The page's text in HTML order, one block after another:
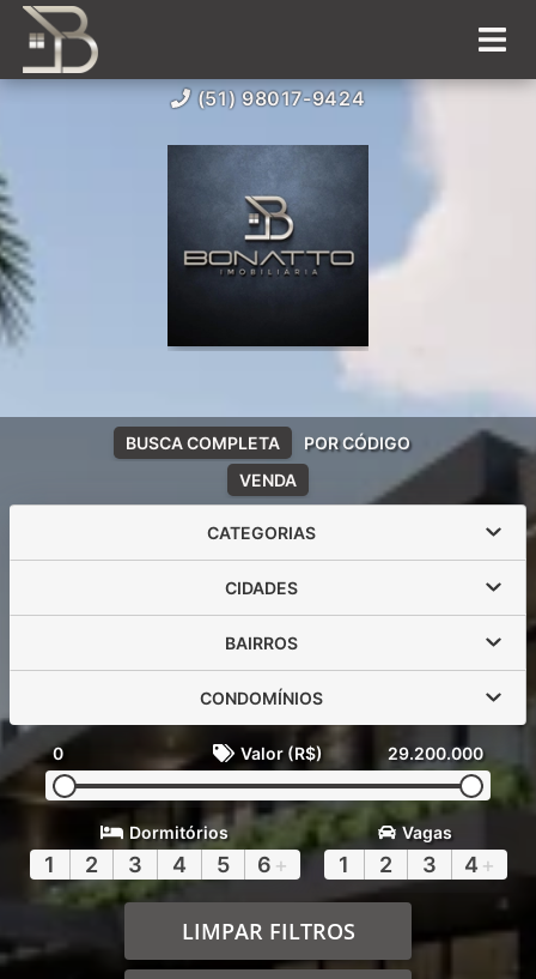
(51) 98017-9424
VENDA
BUSCA COMPLETA POR CÓDIGO
CATEGORIAS
CIDADES
BAIRROS
CONDOMÍNIOS
0 Valor (R$) 29.200.000
Dormitórios
1 2 3 4 5 6 +
Vagas
1 2 3 4 +
LIMPAR FILTROS